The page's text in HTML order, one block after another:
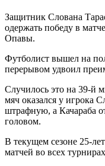
Защитник Слована
одержать победу в
Опавы.
Футболист вышел на
перерывом удвоил
Случилось это на 39-й
мяч оказался у игрока
штрафную, а Качараба
головом.
В текущем сезоне 25-
матчей во всех